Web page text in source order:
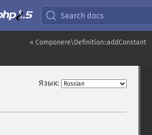
Search docs
« Componere\Definition::addConstant
Язык: